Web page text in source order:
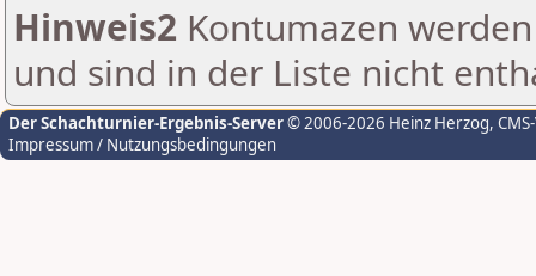
Hinweis2 Kontumazen
und sind in der Liste nicht
Der Schachturnier-Ergebnis-Server© 2006-2026 Heinz Herzog,
Impressum / Nutzungsbedingungen